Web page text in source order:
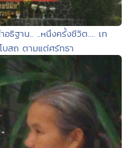
ฐาน.. ..หนึงครั้งชีวิต.... เท
บสถ ตามแต่ศรัทธา